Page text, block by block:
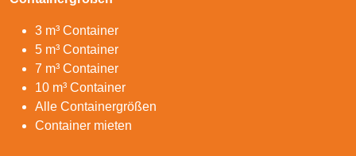
3 m³ Container
5 m³ Container
7 m³ Container
10 m³ Container
Alle Containergrößen
Container mieten